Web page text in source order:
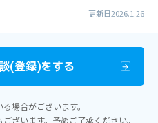
更新日2026.1.26
(登録)をする
場合がございます。
ざいます。予めご了承ください。